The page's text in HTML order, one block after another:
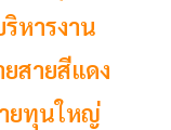
หารงาน
สายสีแดง
ยทุนใหญ่